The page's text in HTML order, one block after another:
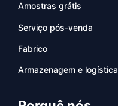
Amostras grátis
Serviço pós-venda
Fabrico
Armazenagem e logística